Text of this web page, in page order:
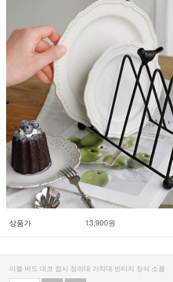
상품가 13,900원
이젤 버드 데코 접시 정리대 거치대 빈티지 장식 소품